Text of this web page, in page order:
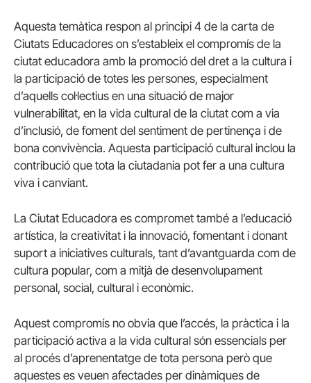
Aquesta temàtica respon al principi 4 de la carta de
Ciutats Educadores on s’estableix el compromís de la
ciutat educadora amb la promoció del dret a la cultura i
la participació de totes les persones, especialment
d’aquells col·lectius en una situació de major
vulnerabilitat, en la vida cultural de la ciutat com a via
d’inclusió, de foment del sentiment de pertinença i de
bona convivència. Aquesta participació cultural inclou la
contribució que tota la ciutadania pot fer a una cultura
viva i canviant.
La Ciutat Educadora es compromet també a l’educació
artística, la creativitat i la innovació, fomentant i donant
suport a iniciatives culturals, tant d’avantguarda com de
cultura popular, com a mitjà de desenvolupament
personal, social, cultural i econòmic.
Aquest compromís no obvia que l’accés, la pràctica i la
participació activa a la vida cultural són essencials per
al procés d’aprenentatge de tota persona però que
aquestes es veuen afectades per dinàmiques de